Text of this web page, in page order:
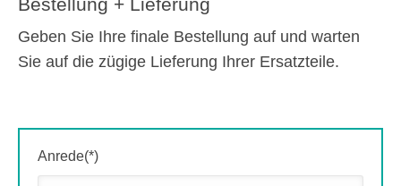
Geben Sie Ihre finale Bestellung auf und warten
Sie auf die zügige Lieferung Ihrer Ersatzteile.
Anrede(*)